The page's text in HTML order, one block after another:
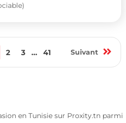
2 3 ... 41 Suivant
en Tunisie sur Proxity.tn parmi